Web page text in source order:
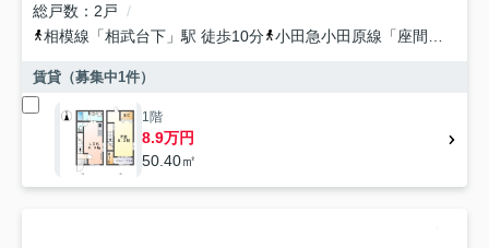
総戸数
2戸
相模線 「相武台下 」駅 徒歩10分 小田急小田原線 「座間
賃貸（募集中1件）
1階
8.9万円
50.40㎡